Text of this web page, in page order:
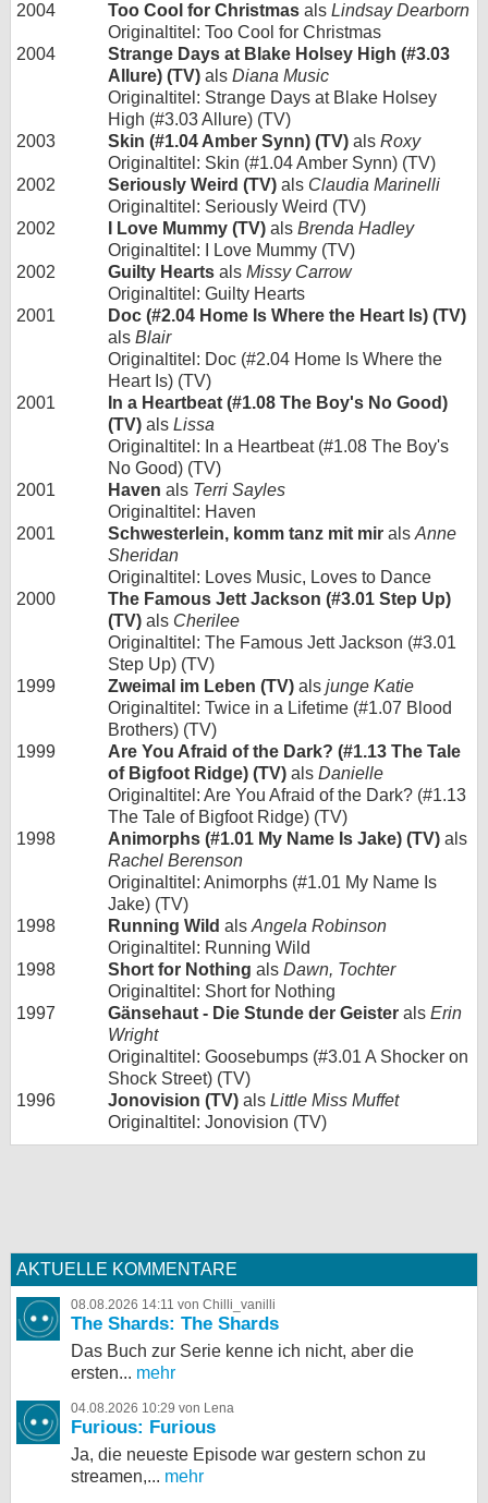
2004
Too Cool for Christmas als Lindsay Dearborn
Originaltitel: Too Cool for Christmas
2004
Strange Days at Blake Holsey High (#3.03
Allure) (TV) als Diana Music
Originaltitel: Strange Days at Blake Holsey
High (#3.03 Allure) (TV)
2003
Skin (#1.04 Amber Synn) (TV) als Roxy
Originaltitel: Skin (#1.04 Amber Synn) (TV)
2002
Seriously Weird (TV) als Claudia Marinelli
Originaltitel: Seriously Weird (TV)
2002
I Love Mummy (TV) als Brenda Hadley
Originaltitel: I Love Mummy (TV)
2002
Guilty Hearts als Missy Carrow
Originaltitel: Guilty Hearts
2001
Doc (#2.04 Home Is Where the Heart Is) (TV)
als Blair
Originaltitel: Doc (#2.04 Home Is Where the
Heart Is) (TV)
2001
In a Heartbeat (#1.08 The Boy's No Good)
(TV) als Lissa
Originaltitel: In a Heartbeat (#1.08 The Boy's
No Good) (TV)
2001
Haven als Terri Sayles
Originaltitel: Haven
2001
Schwesterlein, komm tanz mit mir als Anne
Sheridan
Originaltitel: Loves Music, Loves to Dance
2000
The Famous Jett Jackson (#3.01 Step Up)
(TV) als Cherilee
Originaltitel: The Famous Jett Jackson (#3.01
Step Up) (TV)
1999
Zweimal im Leben (TV) als junge Katie
Originaltitel: Twice in a Lifetime (#1.07 Blood
Brothers) (TV)
1999
Are You Afraid of the Dark? (#1.13 The Tale
of Bigfoot Ridge) (TV) als Danielle
Originaltitel: Are You Afraid of the Dark? (#1.13
The Tale of Bigfoot Ridge) (TV)
1998
Animorphs (#1.01 My Name Is Jake) (TV) als
Rachel Berenson
Originaltitel: Animorphs (#1.01 My Name Is
Jake) (TV)
1998
Running Wild als Angela Robinson
Originaltitel: Running Wild
1998
Short for Nothing als Dawn, Tochter
Originaltitel: Short for Nothing
1997
Gänsehaut - Die Stunde der Geister als Erin
Wright
Originaltitel: Goosebumps (#3.01 A Shocker on
Shock Street) (TV)
1996
Jonovision (TV) als Little Miss Muffet
Originaltitel: Jonovision (TV)
AKTUELLE KOMMENTARE
08.08.2026 14:11 von Chilli_vanilli
The Shards: The Shards
Das Buch zur Serie kenne ich nicht, aber die
ersten... mehr
04.08.2026 10:29 von Lena
Furious: Furious
Ja, die neueste Episode war gestern schon zu
streamen,... mehr